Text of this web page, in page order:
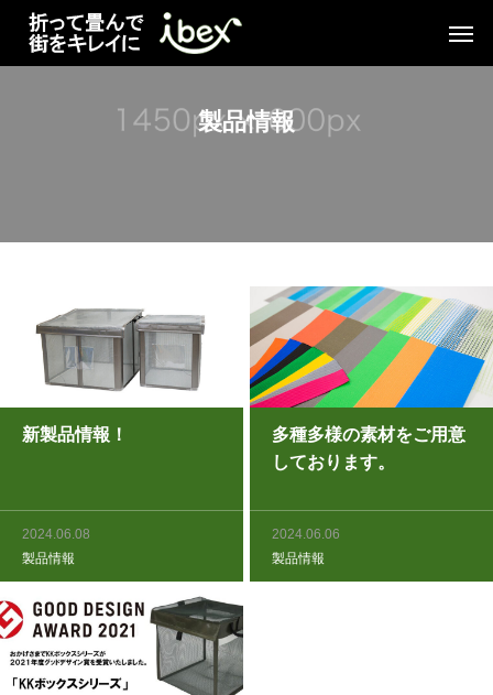
製品情報
新製品情報！
2024.06.08
製品情報
多種多様の素材をご用意
しております。
2024.06.06
製品情報